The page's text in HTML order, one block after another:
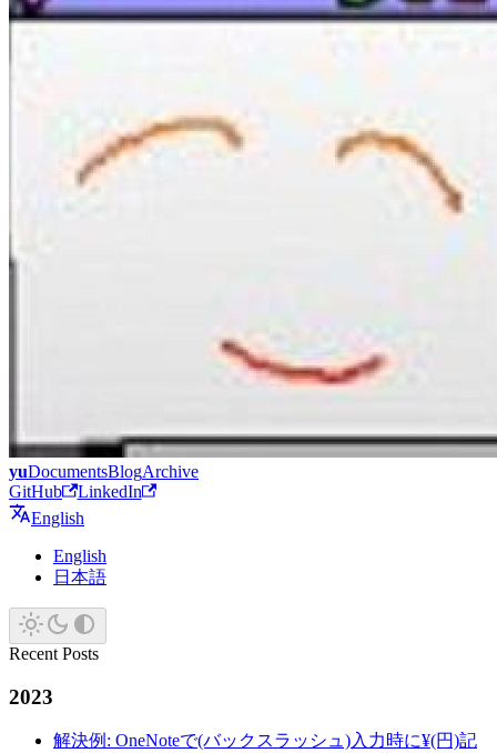
yuDocumentsBlogArchive
GitHub
LinkedIn
English
English
日本語
Recent Posts
2023
解決例: OneNoteで(バックスラッシュ)入力時に¥(円)記